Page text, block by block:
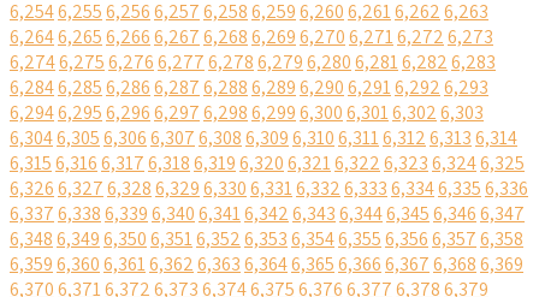
6,2546,2556,2566,2576,2586,2596,2606,2616,2626,263
6,2646,2656,2666,2676,2686,2696,2706,2716,2726,273
6,2746,2756,2766,2776,2786,2796,2806,2816,2826,283
6,2846,2856,2866,2876,2886,2896,2906,2916,2926,293
6,2946,2956,2966,2976,2986,2996,3006,3016,3026,303
6,3046,3056,3066,3076,3086,3096,3106,3116,3126,3136,314
6,3156,3166,3176,3186,3196,3206,3216,3226,3236,3246,325
6,3266,3276,3286,3296,3306,3316,3326,3336,3346,3356,336
6,3376,3386,3396,3406,3416,3426,3436,3446,3456,3466,347
6,3486,3496,3506,3516,3526,3536,3546,3556,3566,3576,358
6,3596,3606,3616,3626,3636,3646,3656,3666,3676,3686,369
6,3706,3716,3726,3736,3746,3756,3766,3776,3786,379